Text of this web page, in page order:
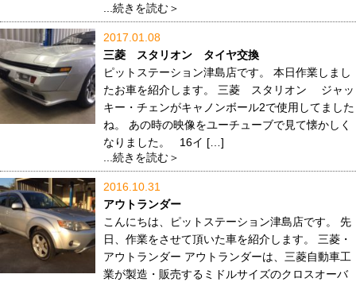
...続きを読む＞
2017.01.08
三菱 スタリオン タイヤ交換
ピットステーション津島店です。 本日作業しまし
たお車を紹介します。 三菱 スタリオン ジャッ
キー・チェンがキャノンボール2で使用してました
ね。 あの時の映像をユーチューブで見て懐かしく
なりました。 16イ […]
...続きを読む＞
2016.10.31
アウトランダー
こんにちは、ピットステーション津島店です。 先
日、作業をさせて頂いた車を紹介します。 三菱・
アウトランダー アウトランダーは、三菱自動車工
業が製造・販売するミドルサイズのクロスオーバ